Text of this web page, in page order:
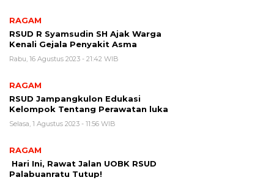
RAGAM
RSUD R Syamsudin SH Ajak Warga
Kenali Gejala Penyakit Asma
Rabu, 16 Agustus 2023 - 21:42 WIB
RAGAM
RSUD Jampangkulon Edukasi
Kelompok Tentang Perawatan luka
Selasa, 1 Agustus 2023 - 11:56 WIB
RAGAM
Hari Ini, Rawat Jalan UOBK RSUD
Palabuanratu Tutup!